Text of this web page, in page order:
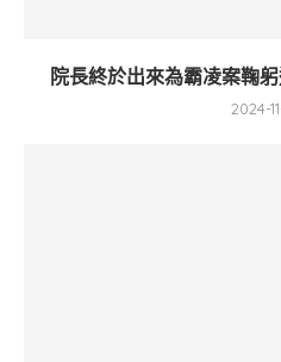
院長終於出來為霸凌案鞠
2024-